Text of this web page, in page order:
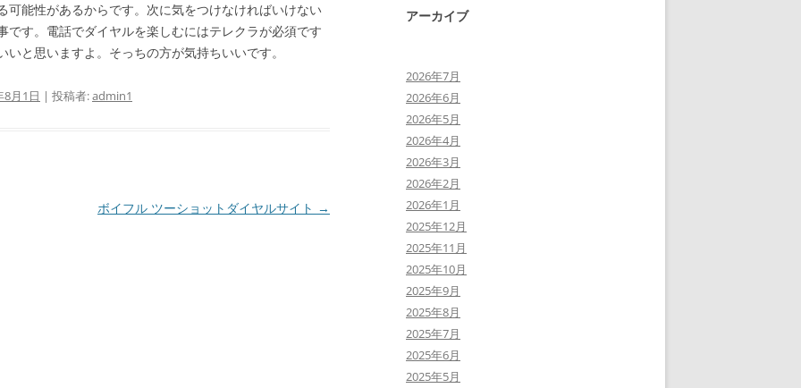
可能性があるからです。次に気をつけなければいけない
です。電話でダイヤルを楽しむにはテレクラが必須です
と思いますよ。そっちの方が気持ちいいです。
8月1日 | 投稿者:admin1
ボイフル ツーショットダイヤルサイト →
アーカイブ
2026年7月
2026年6月
2026年5月
2026年4月
2026年3月
2026年2月
2026年1月
2025年12月
2025年11月
2025年10月
2025年9月
2025年8月
2025年7月
2025年6月
2025年5月